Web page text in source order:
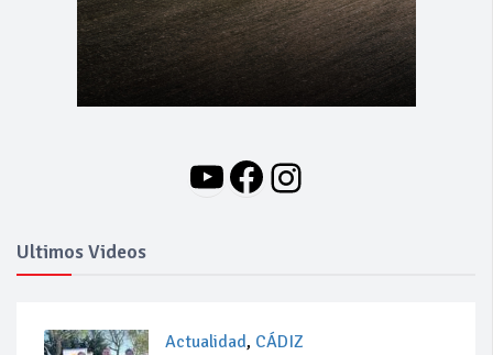
YouTube
Facebook
Instagram
Ultimos Videos
Actualidad, CÁDIZ